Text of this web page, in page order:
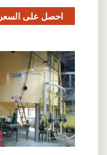
احصل على السعر